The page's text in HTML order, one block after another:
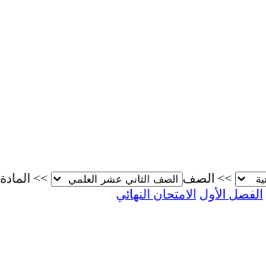
>> الصف >> المادة
الفصل الأول الامتحان النهائي